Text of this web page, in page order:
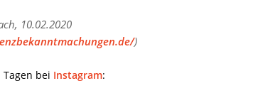
10.02.2020
)
bei Instagram: